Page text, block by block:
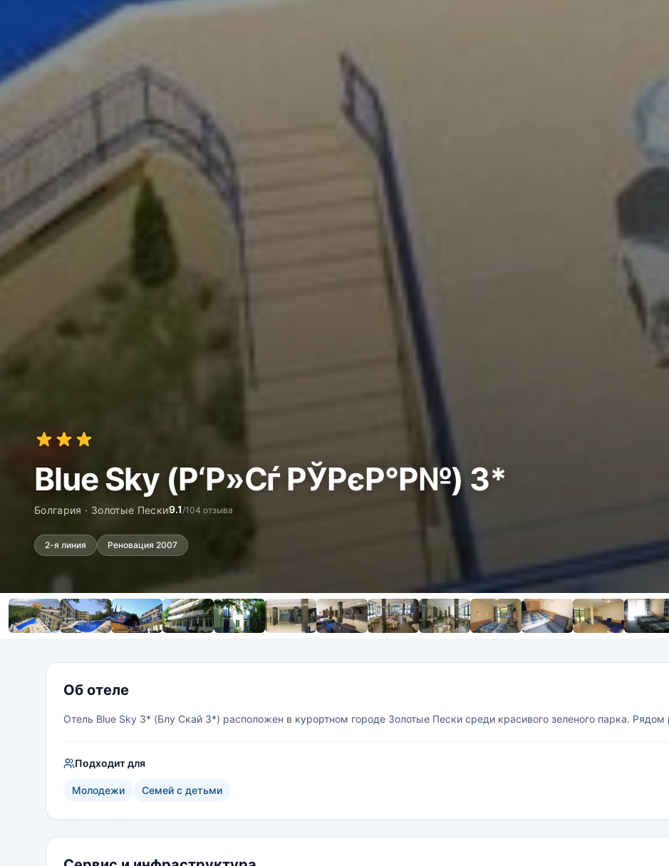
Blue Sky (Р‘Р»Сѓ РЎРєР°Р№) 3*
Болгария · Золотые Пески9.1/104 отзыва
2-я линия Реновация 2007
Об отеле
Отель Blue Sky 3* (Блу Скай 3*) расположен в курортном городе Золотые Пески среди красивого зеленого парка.
Подходит для
Молодежи Семей с детьми